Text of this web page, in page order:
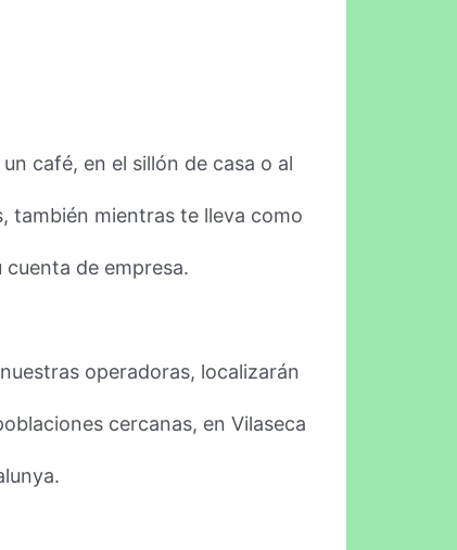
café, en el sillón de casa o al
también mientras te lleva como
de empresa.
operadoras, localizarán
cercanas, en Vilaseca